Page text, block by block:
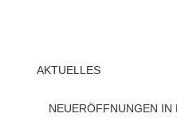
AKTUELLES
NEUERÖFFNUNGEN